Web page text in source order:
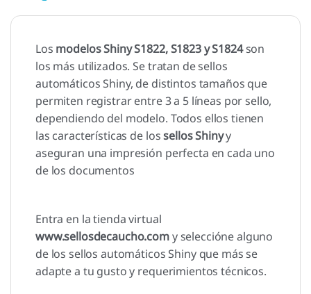
Los modelos Shiny S1822, S1823 y S1824son
los más utilizados. Se tratan de sellos
automáticos Shiny, de distintos tamaños que
permiten registrar entre 3 a 5 líneas por sello,
dependiendo del modelo. Todos ellos tienen
las características de lossellos Shinyy
aseguran una impresión perfecta en cada uno
de los documentos
Entra en la tienda virtual
www.sellosdecaucho.comy seleccióne alguno
de los sellos automáticos Shiny que más se
adapte a tu gusto y requerimientos técnicos.